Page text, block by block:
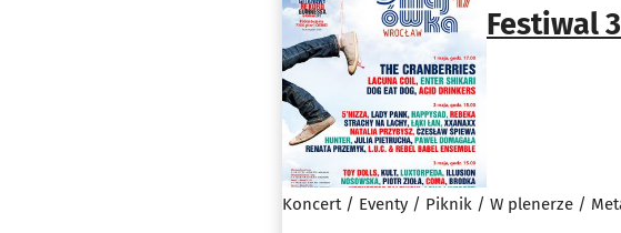
Festiwal
Koncert / Eventy / Piknik / W plenerze /